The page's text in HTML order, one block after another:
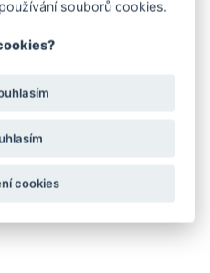
souborů cookies.
cookies